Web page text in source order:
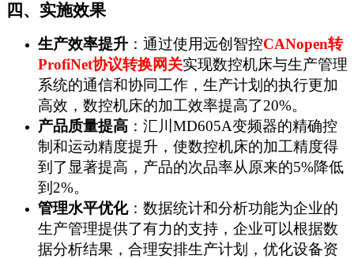
四、实施效果
生产效率提升 ：通过使用远创智控CANopen转
ProfiNet协议转换网关实现数控机床与生产管理
系统的通信和协同工作，生产计划的执行更加
高效，数控机床的加工效率提高了20%。
产品质量提高 ：汇川MD605A变频器的精确控
制和运动精度提升，使数控机床的加工精度得
到了显著提高，产品的次品率从原来的5%降低
到2%。
管理水平优化：数据统计和分析功能为企业的
生产管理提供了有力的支持，企业可以根据数
据分析结果，合理安排生产计划，优化设备资